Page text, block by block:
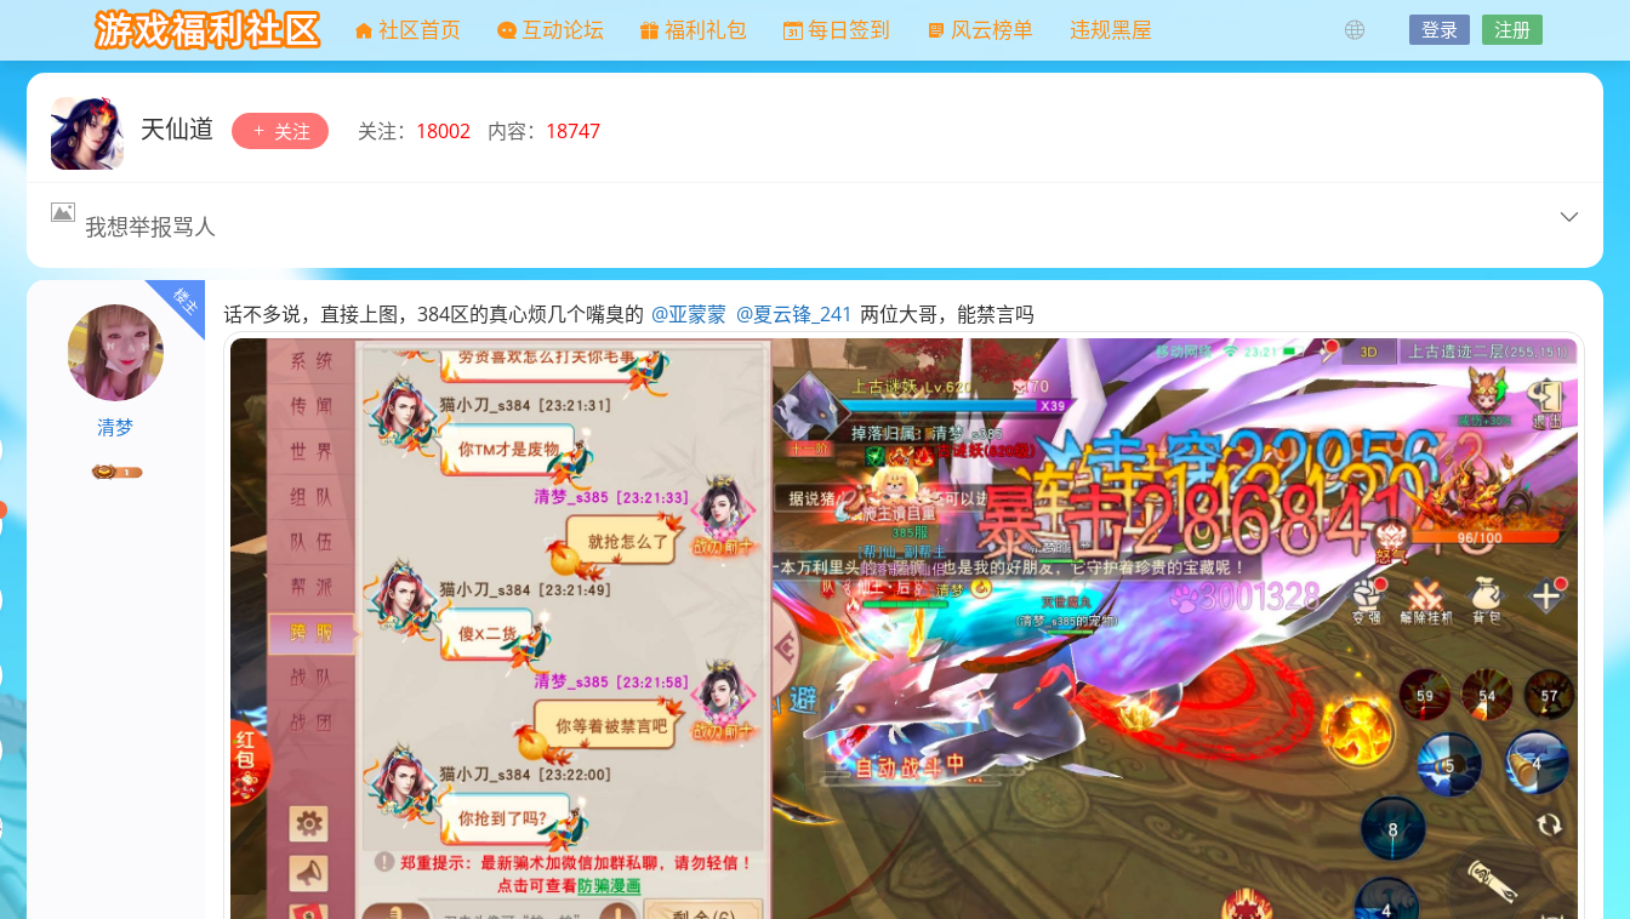
社区首页 互动论坛 福利礼包 每日签到 风云榜单 违规黑屋 登录 注册
天仙道 关注 关注： 18002 内容： 18747
我想举报骂人
清梦
话不多说，直接上图，384区的真心烦几个嘴臭的 @亚蒙蒙 @夏云锋_241 两位大哥，能禁言吗